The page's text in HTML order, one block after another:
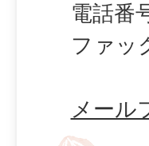
電話番
ファッ
メール